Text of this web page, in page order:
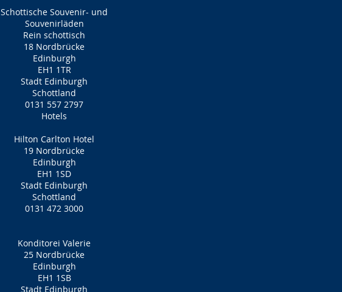
Schottische Souvenir- und
Souvenirläden
Rein schottisch
18 Nordbrücke
Edinburgh
EH1 1TR
Stadt Edinburgh
Schottland
0131 557 2797
Hotels
Hilton Carlton Hotel
19 Nordbrücke
Edinburgh
EH1 1SD
Stadt Edinburgh
Schottland
0131 472 3000
Konditorei Valerie
25 Nordbrücke
Edinburgh
EH1 1SB
Stadt Edinburgh